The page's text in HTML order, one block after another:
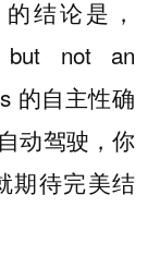
结论是，
but not an
的自主性确
动驾驶，你
期待完美结